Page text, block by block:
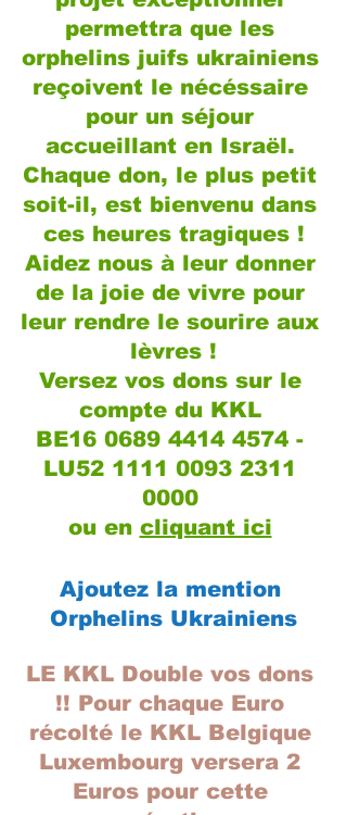
permettra que les
orphelins juifs ukrainiens
reçoivent le nécéssaire
pour un séjour
accueillant en Israël.
Chaque don, le plus petit
soit-il, est bienvenu dans
ces heures tragiques !
Aidez nous à leur donner
de la joie de vivre pour
leur rendre le sourire aux
lèvres !
Versez vos dons sur le
compte du KKL
BE16 0689 4414 4574 -
LU52 1111 0093 2311
0000
ou en cliquant ici
Ajoutez la mention
Orphelins Ukrainiens
LE KKL Double vos dons
!! Pour chaque Euro
récolté le KKL Belgique
Luxembourg versera 2
Euros pour cette